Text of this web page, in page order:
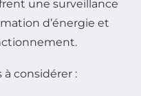
une surveillance
d’énergie et
considérer :